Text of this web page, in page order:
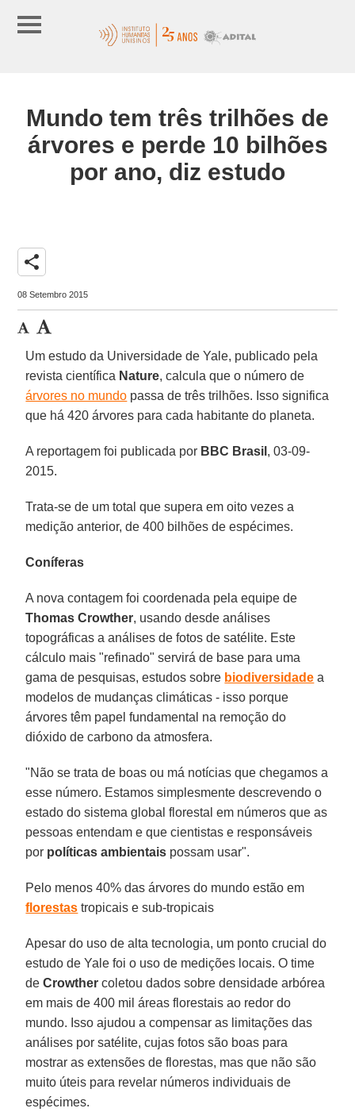
Mundo tem três trilhões de
árvores e perde 10 bilhões
por ano, diz estudo
share
08 Setembro 2015
Um estudo da Universidade de Yale, publicado pela
revista científica Nature, calcula que o número de
árvores no mundo passa de três trilhões. Isso significa
que há 420 árvores para cada habitante do planeta.
A reportagem foi publicada por BBC Brasil , 03-09-
2015.
Trata-se de um total que supera em oito vezes a
medição anterior, de 400 bilhões de espécimes.
Coníferas
A nova contagem foi coordenada pela equipe de
Thomas Crowther, usando desde análises
topográficas a análises de fotos de satélite. Este
cálculo mais "refinado" servirá de base para uma
gama de pesquisas, estudos sobre biodiversidade a
modelos de mudanças climáticas - isso porque
árvores têm papel fundamental na remoção do
dióxido de carbono da atmosfera.
"Não se trata de boas ou má notícias que chegamos a
esse número. Estamos simplesmente descrevendo o
estado do sistema global florestal em números que as
pessoas entendam e que cientistas e responsáveis
por políticas ambientais possam usar".
Pelo menos 40% das árvores do mundo estão em
florestas tropicais e sub-tropicais
Apesar do uso de alta tecnologia, um ponto crucial do
estudo de Yale foi o uso de medições locais. O time
deCrowther coletou dados sobre densidade arbórea
em mais de 400 mil áreas florestais ao redor do
mundo. Isso ajudou a compensar as limitações das
análises por satélite, cujas fotos são boas para
mostrar as extensões de florestas, mas que não são
muito úteis para revelar números individuais de
espécimes.